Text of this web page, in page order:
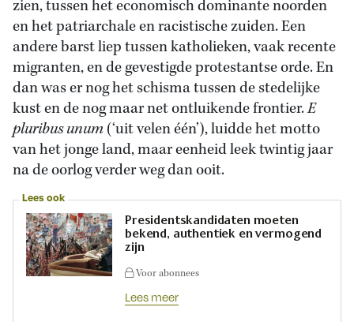
zien, tussen het economisch dominante noorden
en het patriarchale en racistische zuiden. Een
andere barst liep tussen katholieken, vaak recente
migranten, en de gevestigde protestantse orde. En
dan was er nog het schisma tussen de stedelijke
kust en de nog maar net ontluikende frontier.E
pluribus unum(‘uit velen één’), luidde het motto
van het jonge land, maar eenheid leek twintig jaar
na de oorlog verder weg dan ooit.
Lees ook
Presidentskandidaten moeten
bekend, authentiek en vermogend
zijn
Voor abonnees
Lees meer